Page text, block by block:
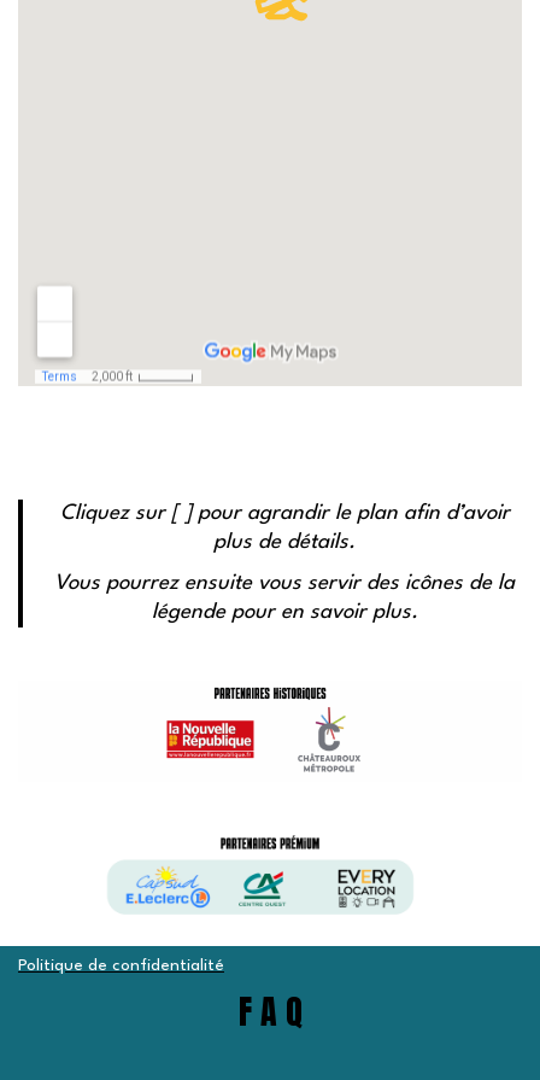
Cliquez sur [ ] pour agrandir le plan afin d’avoir
plus de détails.
Vous pourrez ensuite vous servir des icônes de la
légende pour en savoir plus.
Politique de confidentialité
F A Q